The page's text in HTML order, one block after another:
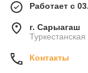
Работает с
г. Сарыагаш
Контакты